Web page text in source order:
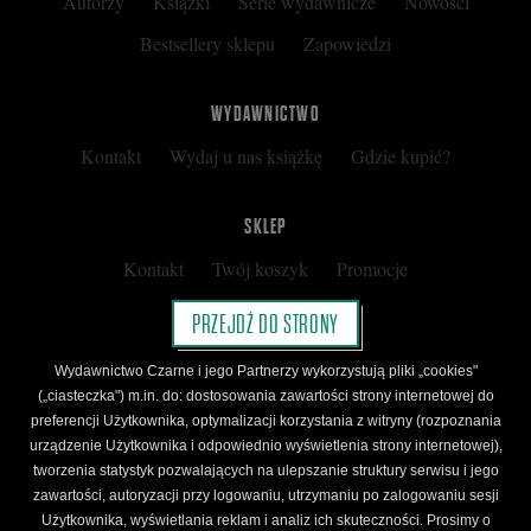
Bestsellery sklepu
Zapowiedzi
WYDAWNICTWO
Kontakt Wydaj u nas książkę Gdzie kupić?
SKLEP
Kontakt Twój koszyk
Promocje
Kup kartę podarunkową
Nota prawna
Regulamin
Polityka prywatności
Regulamin Klubu Czarnego
Regulamin Karty Podarunkowej
ŚLEDŹ CZARNE
PRZEJDŹ DO STRONY
Wydawnictwo Czarne i jego Partnerzy wykorzystują pliki „cookies"
(„ciasteczka") m.in. do: dostosowania zawartości strony internetowej do
preferencji Użytkownika, optymalizacji korzystania z witryny (rozpoznania
urządzenie Użytkownika i odpowiednio wyświetlenia strony internetowej),
tworzenia statystyk pozwalających na ulepszanie struktury serwisu i jego
zawartości, autoryzacji przy logowaniu, utrzymaniu po zalogowaniu sesji
Użytkownika, wyświetlania reklam i analiz ich skuteczności. Prosimy o